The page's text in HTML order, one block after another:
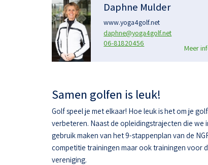
Daphne Mulder
www.yoga4golf.net
daphne@yoga4golf.net
06-81820456
Meer
Samen golfen is leuk!
Golf speel je met elkaar! Hoe leuk is het om je
verbeteren. Naast de opleidingstrajecten die we
gebruik maken van het 9-stappenplan van de
competitie trainingen maar ook trainingen voor
vereniging.